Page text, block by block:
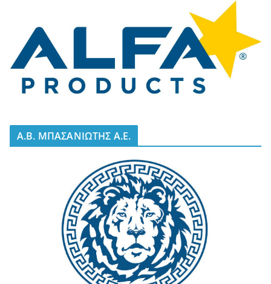
A.B. ΜΠΑΣΑΝΙΩΤΗΣ Α.Ε.